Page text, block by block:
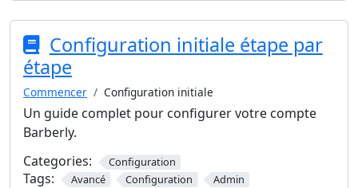
Configuration initiale étape par
étape
Commencer Configuration initiale
Un guide complet pour configurer votre compte
Barberly.
Categories:
Configuration
Tags: Avancé Configuration Admin